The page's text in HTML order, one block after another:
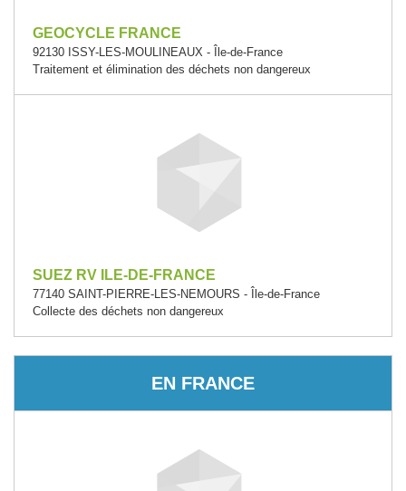
GEOCYCLE FRANCE
92130 ISSY-LES-MOULINEAUX - Île-de-France
Traitement et élimination des déchets non dangereux
SUEZ RV ILE-DE-FRANCE
77140 SAINT-PIERRE-LES-NEMOURS - Île-de-France
Collecte des déchets non dangereux
EN FRANCE